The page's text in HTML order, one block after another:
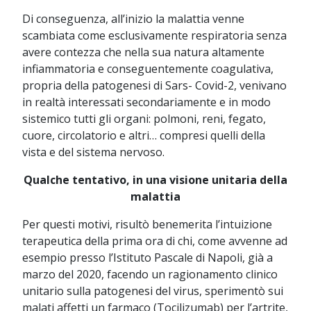
Di conseguenza, all’inizio la malattia venne
scambiata come esclusivamente respiratoria senza
avere contezza che nella sua natura altamente
infiammatoria e conseguentemente coagulativa,
propria della patogenesi di Sars- Covid-2, venivano
in realtà interessati secondariamente e in modo
sistemico tutti gli organi: polmoni, reni, fegato,
cuore, circolatorio e altri… compresi quelli della
vista e del sistema nervoso.
Qualche tentativo, in una visione unitaria della
malattia
Per questi motivi, risultò benemerita l’intuizione
terapeutica della prima ora di chi, come avvenne ad
esempio presso l’Istituto Pascale di Napoli, già a
marzo del 2020, facendo un ragionamento clinico
unitario sulla patogenesi del virus, sperimentò sui
malati affetti un farmaco (Tocilizumab) per l’artrite,